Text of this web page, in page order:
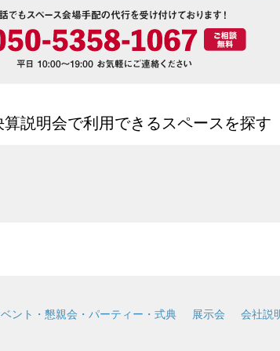
説明会で利用できるスペースを探す
ント・懇親会・パーティー・式典 展示会 会社説